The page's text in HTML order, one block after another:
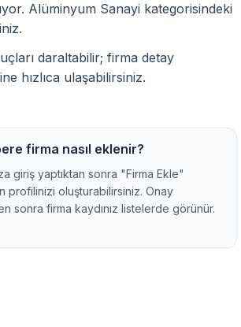
Alüminyum Sanayi kategorisindeki
daraltabilir; firma detay
hızlıca ulaşabilirsiniz.
firma nasıl eklenir?
giriş yaptıktan sonra "Firma Ekle"
profilinizi oluşturabilirsiniz. Onay
sonra firma kaydınız listelerde görünür.